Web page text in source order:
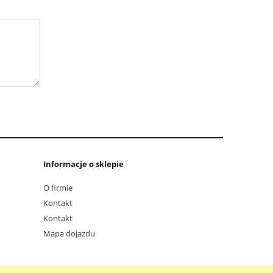
Informacje o sklepie
O firmie
Kontakt
Kontakt
Mapa dojazdu